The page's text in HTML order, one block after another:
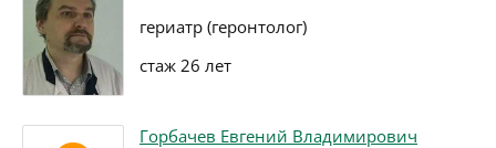
гериатр (геронтолог)
стаж 26 лет
Горбачев Евгений Владимирович